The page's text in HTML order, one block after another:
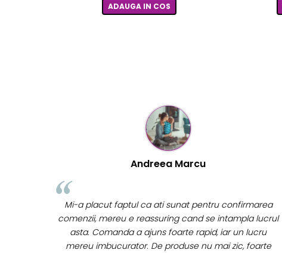
ADAUGA IN COS
Mihaela Bastea
Buna Elena. Astazi au ajuns jocurile. Fetita mea este
super incantata. Am apucat sa deschidem unul dintre
ele momentan. Noi mai aveam un joc de la aceasta
firma si stiam ca sunt calitative, de aceea am si avut